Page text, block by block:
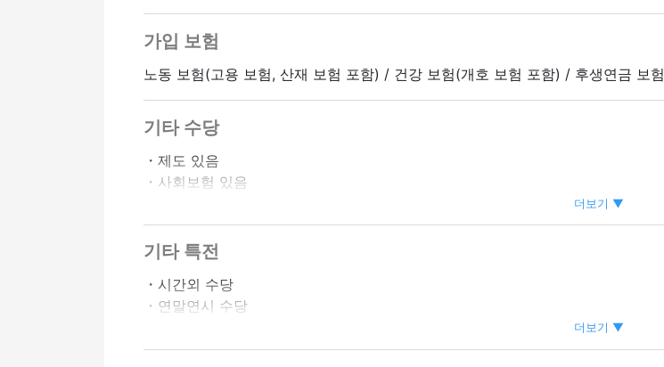
가입 보험
노동 보험(고용 보험, 산재 보험 포함) / 건강 보험(개호 보험 포함) / 후생연금 보험
기타 수당
・제도 있음
・사회보험 있음
・직원 할인 있음
・시프트상담에 따름
정사원 승급가능
더보기 ▼
기타 특전
・시간외 수당
・연말연시 수당
・친구 소개 수당 있음
더보기 ▼